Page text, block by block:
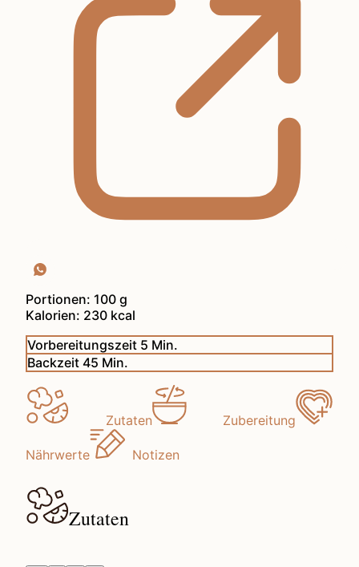
Portionen: 100 g
Kalorien: 230 kcal
Vorbereitungszeit 5 Minuten
Min.
Backzeit45 Minuten
Min.
Zutaten Zubereitung
Nährwerte Notizen
Zutaten